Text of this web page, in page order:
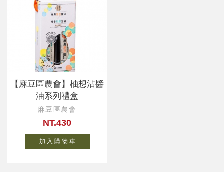
【麻豆區農會】柚想沾醬
油系列禮盒
麻豆區農會
NT.430
加 入 購 物 車